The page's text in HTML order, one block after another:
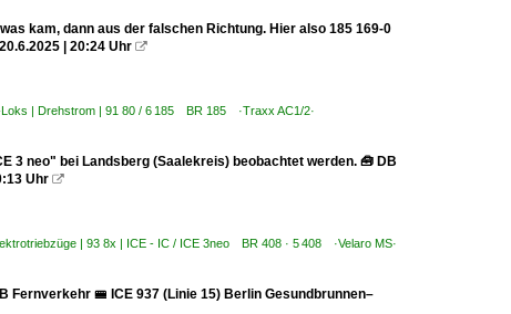
kam, dann aus der falschen Richtung. Hier also 185 169-0
| 20:24 Uhr 
| Drehstrom | 91 80 / 6 185 BR 185 ·Traxx AC1/2·
3 neo" bei Landsberg (Saalekreis) beobachtet werden. 🧰 DB
Uhr 
| 93 8x | ICE - IC / ICE 3neo BR 408 · 5 408 ·Velaro MS·
🚝 ICE 937 (Linie 15) Berlin Gesundbrunnen–